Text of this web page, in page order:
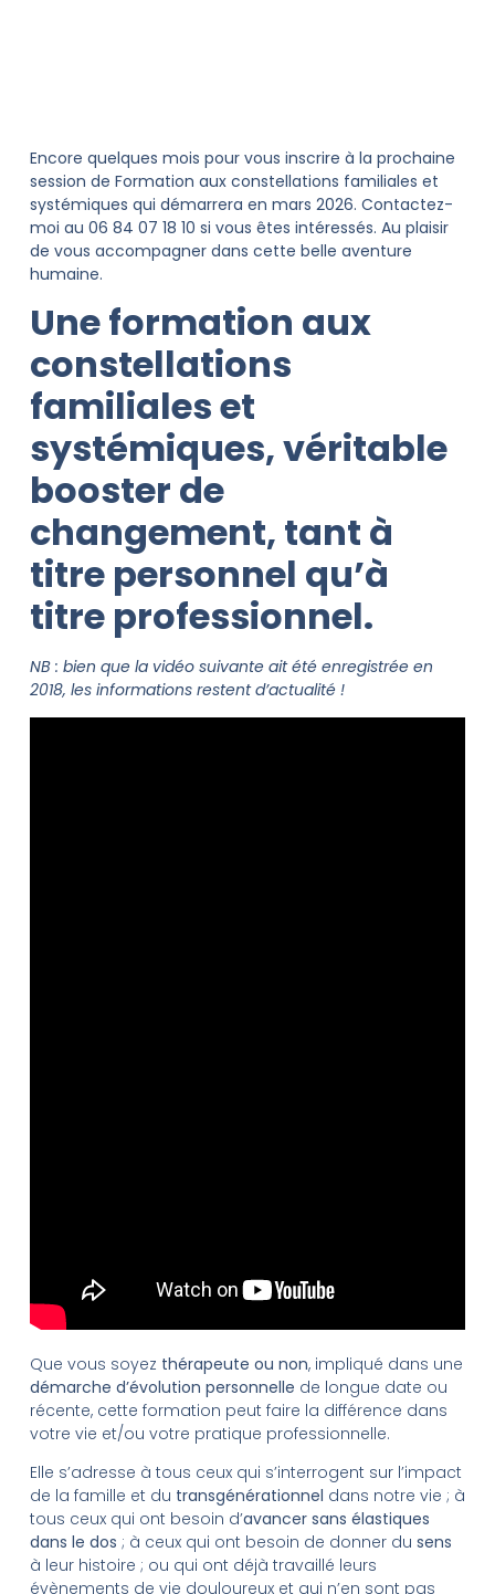
Encore quelques mois pour vous inscrire à la prochaine
session de Formation aux constellations familiales et
systémiques qui démarrera en mars 2026. Contactez-
moi au 06 84 07 18 10 si vous êtes intéressés. Au plaisir
de vous accompagner dans cette belle aventure
humaine.
Une formation aux
constellations
familiales et
systémiques, véritable
booster de
changement, tant à
titre personnel qu’à
titre professionnel.
NB : bien que la vidéo suivante ait été enregistrée en
2018, les informations restent d’actualité !
Que vous soyez thérapeute ou non, impliqué dans une
démarche d’évolution personnelle de longue date ou
récente, cette formation peut faire la différence dans
votre vie et/ou votre pratique professionnelle.
Elle s’adresse à tous ceux qui s’interrogent sur l’impact
de la famille et du transgénérationnel dans notre vie ; à
tous ceux qui ont besoin d’avancer sans élastiques
dans le dos ; à ceux qui ont besoin de donner du sens
à leur histoire ; ou qui ont déjà travaillé leurs
évènements de vie douloureux et qui n’en sont pas